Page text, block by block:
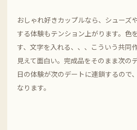
おしゃれ好きカップルなら、シューズ
する体験もテンション上がります。色
す、文字を入れる、、、こういう共同
見えて面白い。完成品をそのまま次の
日の体験が次のデートに連鎖するので
なります。